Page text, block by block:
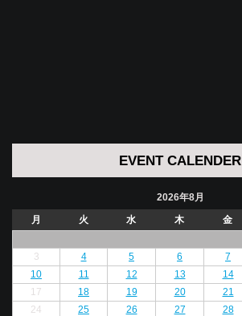
EVENT CALENDER
2026年8月
月
火 水 木 金
3
4 5 6 7
10
11 12 13 14
17
18 19 20 21
24
25 26 27 28